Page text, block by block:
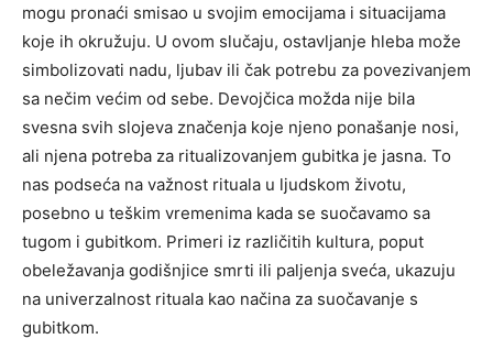
mogu pronaći smisao u svojim emocijama i situacijama
koje ih okružuju. U ovom slučaju, ostavljanje hleba može
simbolizovati nadu, ljubav ili čak potrebu za povezivanjem
sa nečim većim od sebe. Devojčica možda nije bila
svesna svih slojeva značenja koje njeno ponašanje nosi,
ali njena potreba za ritualizovanjem gubitka je jasna. To
nas podseća na važnost rituala u ljudskom životu,
posebno u teškim vremenima kada se suočavamo sa
tugom i gubitkom. Primeri iz različitih kultura, poput
obeležavanja godišnjice smrti ili paljenja sveća, ukazuju
na univerzalnost rituala kao načina za suočavanje s
gubitkom.